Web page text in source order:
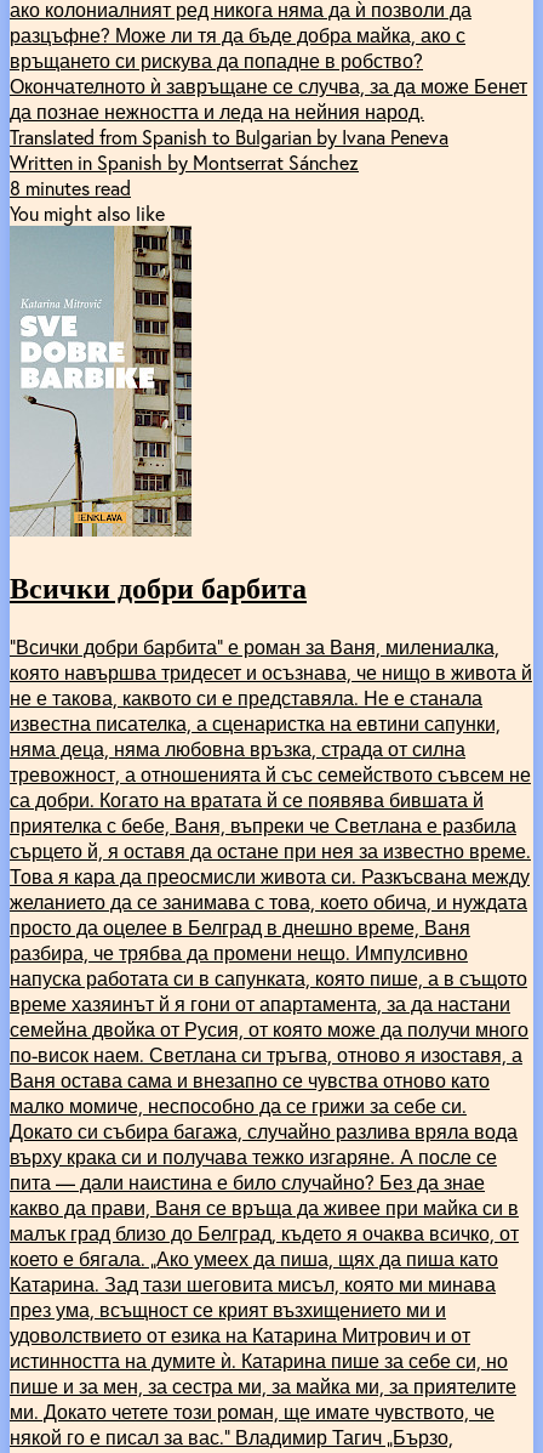
ако колониалният ред никога няма да ѝ позволи да
разцъфне? Може ли тя да бъде добра майка, ако с
връщането си рискува да попадне в робство?
Окончателното ѝ завръщане се случва, за да може Бенет
да познае нежността и леда на нейния народ.
Translated from Spanish to Bulgarian by Ivana Peneva
Written in Spanish by Montserrat Sánchez
8 minutes read
You might also like
Всички добри барбита
"Всички добри барбита" е роман за Ваня, милениалка,
която навършва тридесет и осъзнава, че нищо в живота й
не е такова, каквото си е представяла. Не е станала
известна писателка, а сценаристка на евтини сапунки,
няма деца, няма любовна връзка, страда от силна
тревожност, а отношенията й със семейството съвсем не
са добри. Когато на вратата й се появява бившата й
приятелка с бебе, Ваня, въпреки че Светлана е разбила
сърцето й, я оставя да остане при нея за известно време.
Това я кара да преосмисли живота си. Разкъсвана между
желанието да се занимава с това, което обича, и нуждата
просто да оцелее в Белград в днешно време, Ваня
разбира, че трябва да промени нещо. Импулсивно
напуска работата си в сапунката, която пише, а в същото
време хазяинът й я гони от апартамента, за да настани
семейна двойка от Русия, от която може да получи много
по-висок наем. Светлана си тръгва, отново я изоставя, а
Ваня остава сама и внезапно се чувства отново като
малко момиче, неспособно да се грижи за себе си.
Докато си събира багажа, случайно разлива вряла вода
върху крака си и получава тежко изгаряне. А после се
пита — дали наистина е било случайно? Без да знае
какво да прави, Ваня се връща да живее при майка си в
малък град близо до Белград, където я очаква всичко, от
което е бягала. „Ако умеех да пиша, щях да пиша като
Катарина. Зад тази шеговита мисъл, която ми минава
през ума, всъщност се крият възхищението ми и
удоволствието от езика на Катарина Митрович и от
истинността на думите ѝ. Катарина пише за себе си, но
пише и за мен, за сестра ми, за майка ми, за приятелите
ми. Докато четете този роман, ще имате чувството, че
някой го е писал за вас.“ Владимир Тагич „Бързо,